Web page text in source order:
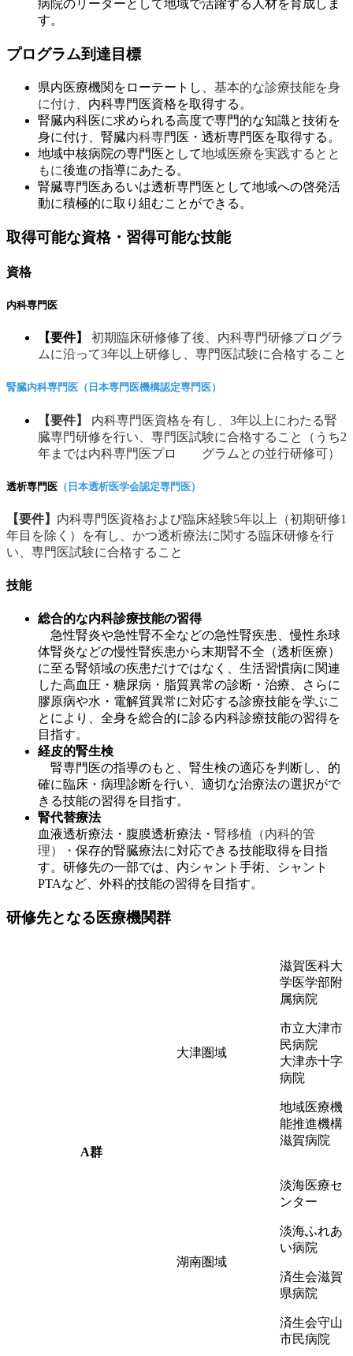
病院のリーダーとして地域で活躍する人材を育成しま
す。
プログラム到達目標
県内医療機関をローテートし、 基本的な診療技能を身
に付け、 内科専門医資格を取得する。
腎臓内科医に求められる高度で専門的な知識と技術を
身に付け、腎臓内科専門医・透析専門医を取得する。
地域中核病院の専門医として地域医療を実践するとと
もに後進の指導にあたる。
腎臓専門医あるいは透析専門医として地域への啓発活
動に積極的に取り組むことができる。
取得可能な資格・習得可能な技能
資格
内科専門医
【要件】
初期臨床研修修了後、内科専門研修プログラ
ムに沿って3年以上研修し、専門医試験に合格すること
腎臓内科専門医（日本専門医機構認定専門医）
【要件】 内科専門医資格を有し、3年以上にわたる腎
臓専門研修を行い、専門医試験に合格すること（うち2
年までは内科専門医プロ グラムとの並行研修可）
透析専門医 （日本透析医学会認定専門医）
【要件】 内科専門医資格および臨床経験5年以上（初期研修1
年目を除く）を有し、かつ透析療法に関する臨床研修を行
い、専門医試験に合格すること
技能
総合的な内科診療技能の習得
急性腎炎や急性腎不全などの急性腎疾患、慢性糸球
体腎炎などの慢性腎疾患から末期腎不全（透析医療）
に至る腎領域の疾患だけではなく、生活習慣病に関連
した高血圧・糖尿病・脂質異常の診断・治療、さらに
膠原病や水・電解質異常に対応する診療技能を学ぶこ
とにより、全身を総合的に診る内科診療技能の習得を
目指す。
経皮的腎生検
腎専門医の指導のもと、腎生検の適応を判断し、的
確に臨床・病理診断を行い、適切な治療法の選択がで
きる技能の習得を目指す。
腎代替療法
血液透析療法・腹膜透析療法・ 腎移植（内科的管
理）・ 保存的腎臓療法に対応できる技能取得を目指
す。研修先の一部では、内シャント手術、シャント
PTAなど、外科的技能の習得を目指す。
研修先となる医療機関群
A群
大津圏域
滋賀医科大
学医学部附
属病院
市立大津市
民病院
大津赤十字
病院
地域医療機
能推進機構
滋賀病院
湖南圏域
淡海医療セ
ンター
淡海ふれあ
い病院
済生会滋賀
県病院
済生会守山
市民病院